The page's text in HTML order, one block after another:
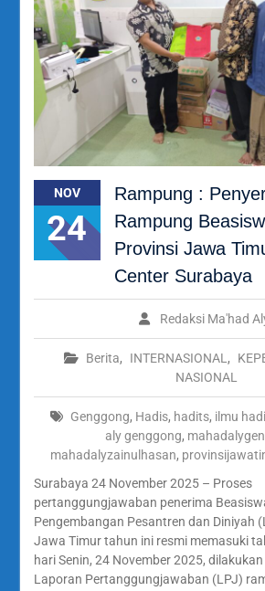
NOV
24
Rampung :
Rampung
Provinsi Jawa
Center Surabaya
Redaksi Ma'had
Berita, INTERNASIONAL ,
NASIONAL
Genggong, Hadis, hadits, ilmu
aly genggong,
mahadalyzainulhasan,
Surabaya 24 November 2025 – Proses
pertanggungjawaban penerima
Pengembangan Pesantren dan Diniyah
Jawa Timur tahun ini resmi memasuki
hari Senin, 24 November 2025,
Laporan Pertanggungjawaban (LPJ)